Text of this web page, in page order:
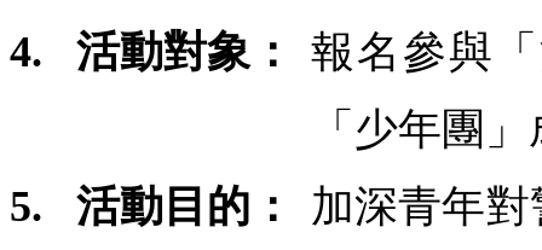
4.
活動對象：
報名參與
「少年團
5.
活動目的：
加深青年